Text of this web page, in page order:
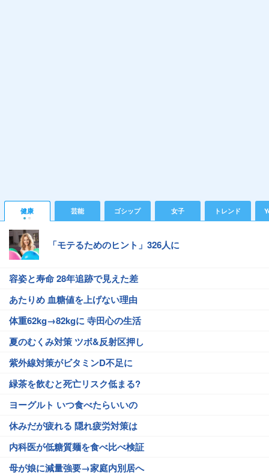
健康 芸能 ゴシップ 女子 トレンド
「モテるためのヒント」326人に
容姿と寿命 28年追跡で見えた差
あたりめ 血糖値を上げない理由
体重62kg→82kgに 寺田心の生活
夏のむくみ対策 ツボ&反射区押し
紫外線対策がビタミンD不足に
緑茶を飲むと死亡リスク低まる?
ヨーグルト いつ食べたらいいの
休みだが疲れる 隠れ疲労対策は
内科医が低糖質麺を食べ比べ検証
母が娘に減量強要→家庭内別居へ